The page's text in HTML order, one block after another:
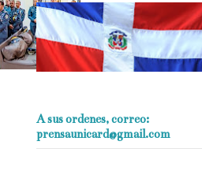
A sus ordenes, correo:
prensaunicard@gmail.com